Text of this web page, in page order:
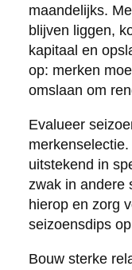
maandelijks.
blijven liggen,
kapitaal en
op: merken
omslaan om
Evalueer
uitstekend in
zwak in andere
hierop en zorg
seizoensdips
Bouw sterke